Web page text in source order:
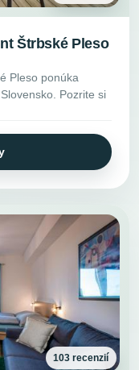
Štrbské Pleso
Pleso ponúka
Pozrite si
103 recenzií